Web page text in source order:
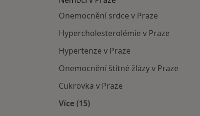
Onemocnění srdce v Praze
Hypercholesterolémie v Praze
Hypertenze v Praze
Onemocnění štítné žlázy v Praze
Cukrovka v Praze
Více (15)